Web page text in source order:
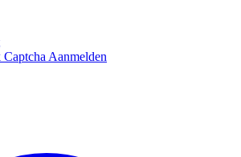
Captcha Aanmelden